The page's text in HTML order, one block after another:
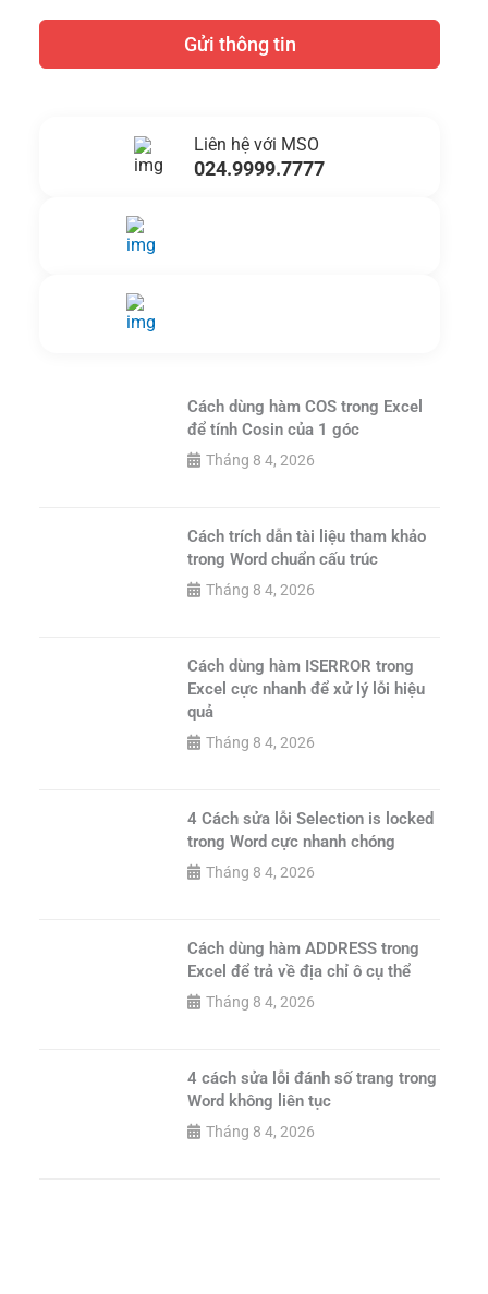
Gửi thông tin
Liên hệ với MSO
024.9999.7777
Cách dùng hàm COS trong Excel
để tính Cosin của 1 góc
Tháng 8 4, 2026
Cách trích dẫn tài liệu tham khảo
trong Word chuẩn cấu trúc
Tháng 8 4, 2026
Cách dùng hàm ISERROR trong
Excel cực nhanh để xử lý lỗi hiệu
quả
Tháng 8 4, 2026
4 Cách sửa lỗi Selection is locked
trong Word cực nhanh chóng
Tháng 8 4, 2026
Cách dùng hàm ADDRESS trong
Excel để trả về địa chỉ ô cụ thể
Tháng 8 4, 2026
4 cách sửa lỗi đánh số trang trong
Word không liên tục
Tháng 8 4, 2026